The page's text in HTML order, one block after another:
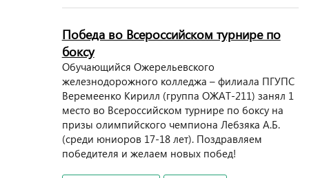
Победа во Всероссийском турнире по
боксу
Обучающийся Ожерельевского
железнодорожного колледжа – филиала ПГУПС
Веремеенко Кирилл (группа ОЖАТ-211) занял 1
место во Всероссийском турнире по боксу на
призы олимпийского чемпиона Лебзяка А.Б.
(среди юниоров 17-18 лет). Поздравляем
победителя и желаем новых побед!